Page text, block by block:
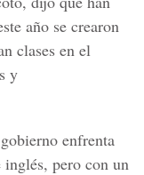
año se crearon
clases en el
y
enfrenta
pero con un